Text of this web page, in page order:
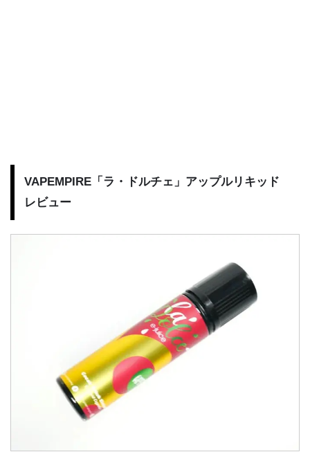
VAPEMPIRE「ラ・ドルチェ」アップルリキッド
レビュー